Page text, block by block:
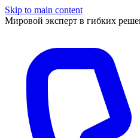
Skip to main content
Мировой эксперт в гибких